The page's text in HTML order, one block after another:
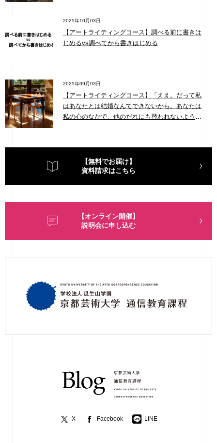
2025年10月03日
【アートライティングコース】調べる前に書きは
じめるvs調べてから書きはじめる
2025年09月03日
【アートライティングコース】「ええ。だって私
はあなたとは結婚なんてできないから。あなたは
私の心のなかで、他のだれにも替われないような
パー（F. S. フィッツジェラルド「氷の宮殿」の登
場人物）【無料でお届け】
資料請求はこちら
【オンライン開催】
説明会に申し込む
X Facebook LINE